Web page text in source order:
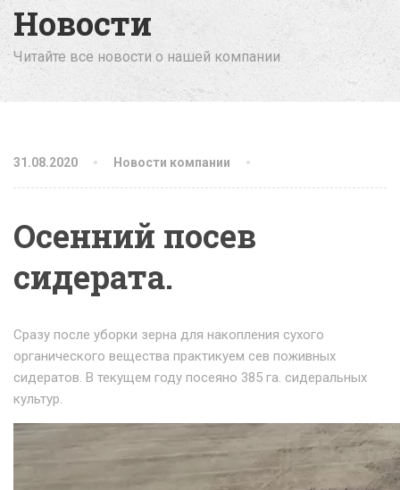
Новости
Читайте все новости о нашей компании
31.08.2020 Новости компании
Осенний посев
сидерата.
Сразу после уборки зерна для накопления сухого
органического вещества практикуем сев поживных
сидератов. В текущем году посеяно 385 га. сидеральных
культур.